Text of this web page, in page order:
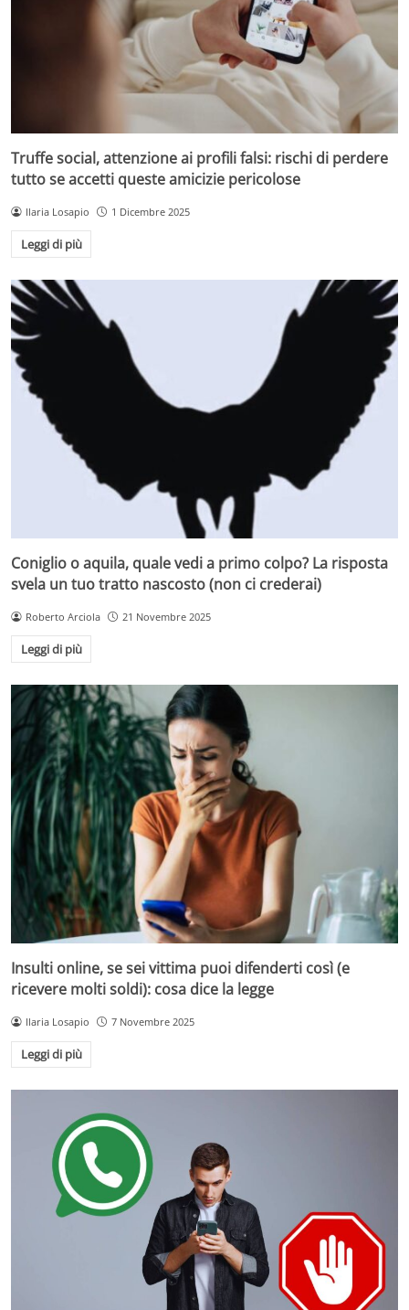
Truffe social, attenzione ai profili falsi: rischi di perdere
tutto se accetti queste amicizie pericolose
Ilaria Losapio 1 Dicembre 2025
Leggi di più
Coniglio o aquila, quale vedi a primo colpo? La risposta
svela un tuo tratto nascosto (non ci crederai)
Roberto Arciola 21 Novembre 2025
Leggi di più
Insulti online, se sei vittima puoi difenderti così (e
ricevere molti soldi): cosa dice la legge
Ilaria Losapio 7 Novembre 2025
Leggi di più